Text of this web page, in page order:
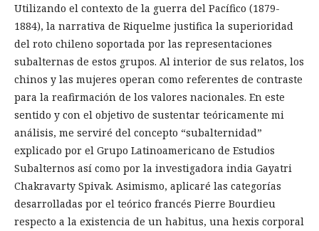
Utilizando el contexto de la guerra del Pacífico (1879-
1884), la narrativa de Riquelme justifica la superioridad
del roto chileno soportada por las representaciones
subalternas de estos grupos. Al interior de sus relatos, los
chinos y las mujeres operan como referentes de contraste
para la reafirmación de los valores nacionales. En este
sentido y con el objetivo de sustentar teóricamente mi
análisis, me serviré del concepto “subalternidad”
explicado por el Grupo Latinoamericano de Estudios
Subalternos así como por la investigadora india Gayatri
Chakravarty Spivak. Asimismo, aplicaré las categorías
desarrolladas por el teórico francés Pierre Bourdieu
respecto a la existencia de un habitus, una hexis corporal